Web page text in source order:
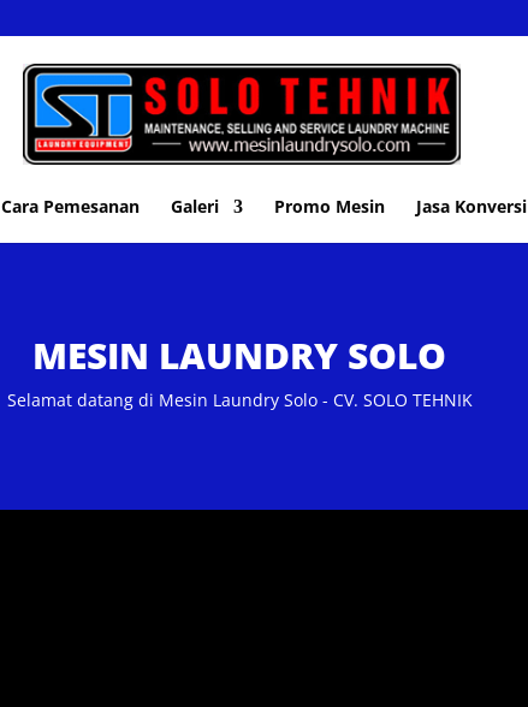
Cara Pemesanan Galeri Promo Mesin Jasa Konversi
MESIN LAUNDRY SOLO
Selamat datang di Mesin Laundry Solo - CV. SOLO TEHNIK